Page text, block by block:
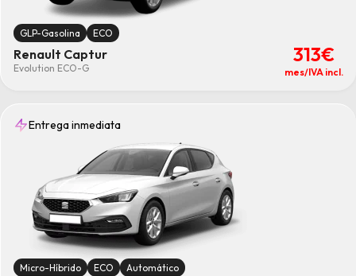
GLP-Gasolina ECO
Renault Captur
Evolution ECO-G
313€
mes/IVA incl.
Entrega inmediata
Micro-Híbrido ECO Automático